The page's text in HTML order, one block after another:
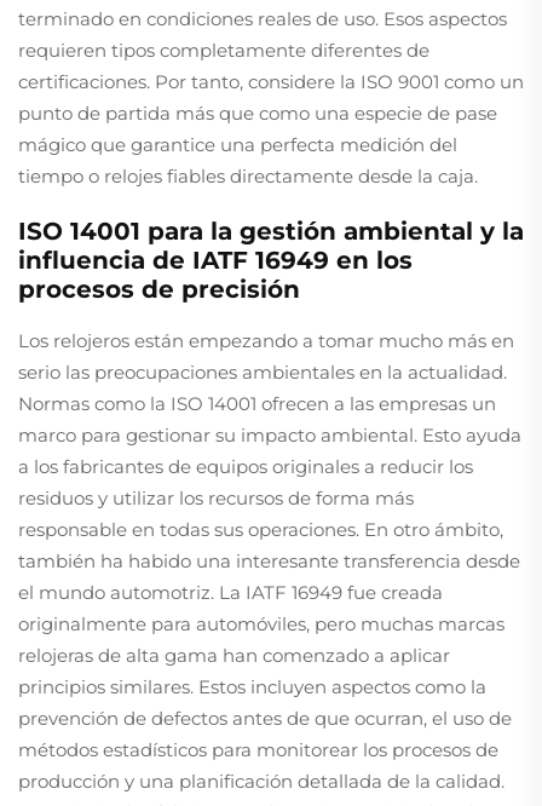
terminado en condiciones reales de uso. Esos aspectos
requieren tipos completamente diferentes de
certificaciones. Por tanto, considere la ISO 9001 como un
punto de partida más que como una especie de pase
mágico que garantice una perfecta medición del
tiempo o relojes fiables directamente desde la caja.
ISO 14001 para la gestión ambiental y la
influencia de IATF 16949 en los
procesos de precisión
Los relojeros están empezando a tomar mucho más en
serio las preocupaciones ambientales en la actualidad.
Normas como la ISO 14001 ofrecen a las empresas un
marco para gestionar su impacto ambiental. Esto ayuda
a los fabricantes de equipos originales a reducir los
residuos y utilizar los recursos de forma más
responsable en todas sus operaciones. En otro ámbito,
también ha habido una interesante transferencia desde
el mundo automotriz. La IATF 16949 fue creada
originalmente para automóviles, pero muchas marcas
relojeras de alta gama han comenzado a aplicar
principios similares. Estos incluyen aspectos como la
prevención de defectos antes de que ocurran, el uso de
métodos estadísticos para monitorear los procesos de
producción y una planificación detallada de la calidad.